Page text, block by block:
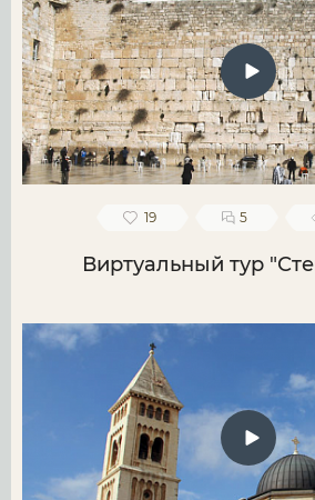
19 5
Виртуальный тур